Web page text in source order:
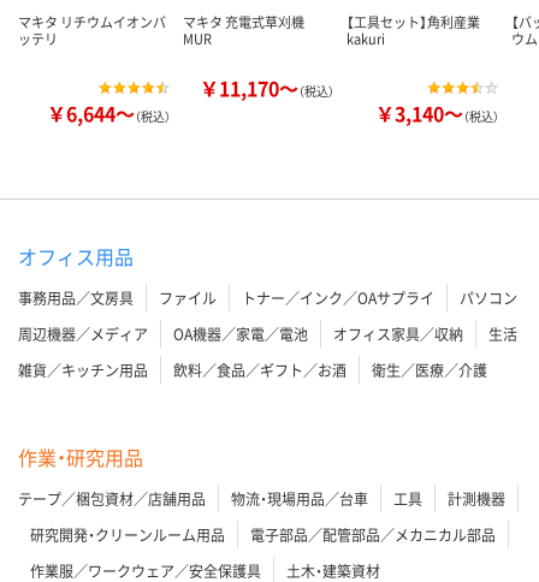
マキタ リチウムイオンバ
ッテリ
￥6,644～（税込）
マキタ 充電式草刈機
MUR
￥11,170～（税込）
【工具セット】角利産業
kakuri
￥3,140～（税込）
【
ウ
オフィス用品
事務用品／文房具 ファイル トナー／インク／OAサプライ
パソコン
周辺機器／メディア
OA機器／家電／電池 オフィス家具／収納
生活
雑貨／キッチン用品
飲料／食品／ギフト／お酒 衛生／医療／介護
作業・研究用品
テープ／梱包資材／店舗用品 物流・現場用品／台車 工具
計測機器
研究開発・クリーンルーム用品
電子部品／配管部品／メカニカル部品
作業服／ワークウェア／安全保護具
土木・建築資材